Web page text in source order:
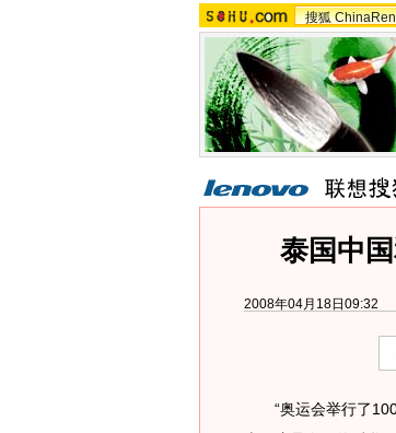
搜狐 ChinaRen
泰国中
2008年04月18日09:32
“奥运会举行了100